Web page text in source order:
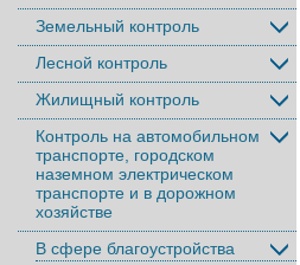
Земельный контроль
Лесной контроль
Жилищный контроль
Контроль на автомобильном
транспорте, городском
наземном электрическом
транспорте и в дорожном
хозяйстве
В сфере благоустройства